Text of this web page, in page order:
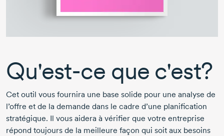
Qu'est-ce que c'est?
Cet outil vous fournira une base solide pour une analyse de
l’offre et de la demande dans le cadre d’une planification
stratégique. Il vous aidera à vérifier que votre entreprise
répond toujours de la meilleure façon qui soit aux besoins